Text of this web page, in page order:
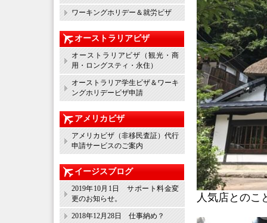
人気店とのこ
ワーキングホリデー＆就労ビザ
オーストラリアビザ
オーストラリアビザ（観光・商
用・ロングスティ・永住）
オーストラリア学生ビザ＆ワーキ
ングホリデービザ申請
アメリカビザ
アメリカビザ（非移民査証）代行
申請サービスのご案内
イージスブログ
2019年10月1日 サポート料金変
更のお知らせ。
2018年12月28日 仕事納め？